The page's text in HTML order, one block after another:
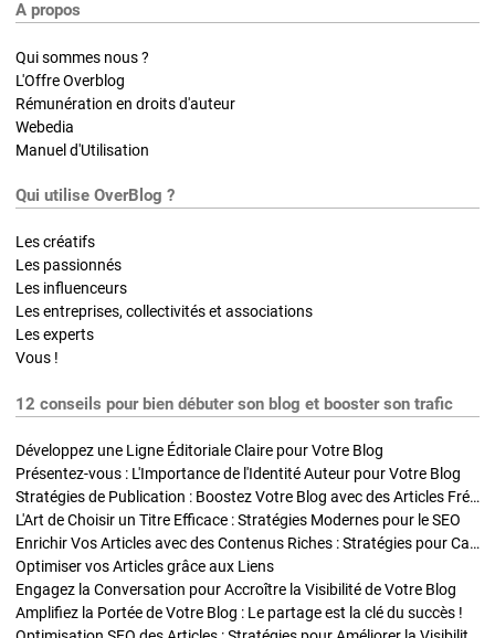
A propos
Qui sommes nous ?
L'Offre Overblog
Rémunération en droits d'auteur
Webedia
Manuel d'Utilisation
Qui utilise OverBlog ?
Les créatifs
Les passionnés
Les influenceurs
Les entreprises, collectivités et associations
Les experts
Vous !
12 conseils pour bien débuter son blog et booster son trafic
Développez une Ligne Éditoriale Claire pour Votre Blog
Présentez-vous : L'Importance de l'Identité Auteur pour Votre Blog
Stratégies de Publication : Boostez Votre Blog avec des Articles Fréquents et Exclusifs
L'Art de Choisir un Titre Efficace : Stratégies Modernes pour le SEO
Enrichir Vos Articles avec des Contenus Riches : Stratégies pour Captiver et Optimiser
Optimiser vos Articles grâce aux Liens
Engagez la Conversation pour Accroître la Visibilité de Votre Blog
Amplifiez la Portée de Votre Blog : Le partage est la clé du succès !